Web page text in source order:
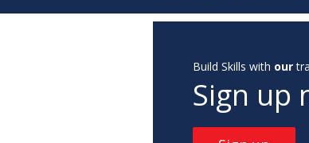
Build Skills with our
Sign up